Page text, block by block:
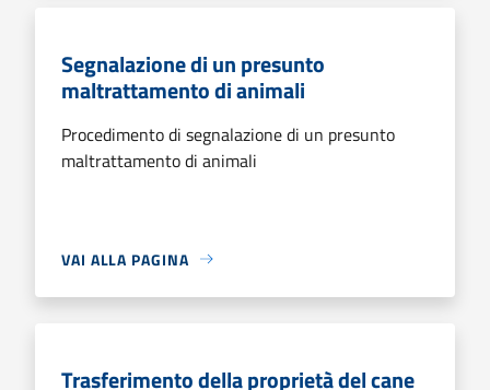
Segnalazione di un presunto
maltrattamento di animali
Procedimento di segnalazione di un presunto
maltrattamento di animali
VAI ALLA PAGINA
Trasferimento della proprietà del cane